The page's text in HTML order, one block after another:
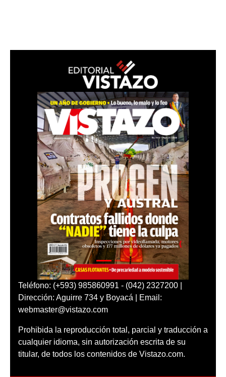
Teléfono: (+593) 985860991 - (042) 2327200 |
Dirección: Aguirre 734 y Boyacá | Email:
webmaster@vistazo.com
Prohibida la reproducción total, parcial y traducción a
cualquier idioma, sin autorización escrita de su
titular, de todos los contenidos de Vistazo.com.